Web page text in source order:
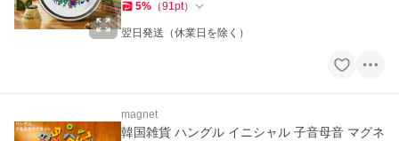
5% （91pt）
翌日発送（休業日を除く）
magnet
韓国雑貨 ハングル イニシャル 子音母音 マグネ